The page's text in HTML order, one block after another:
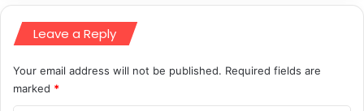
Leave a Reply
Your email address will not be published. Required fields are
marked *